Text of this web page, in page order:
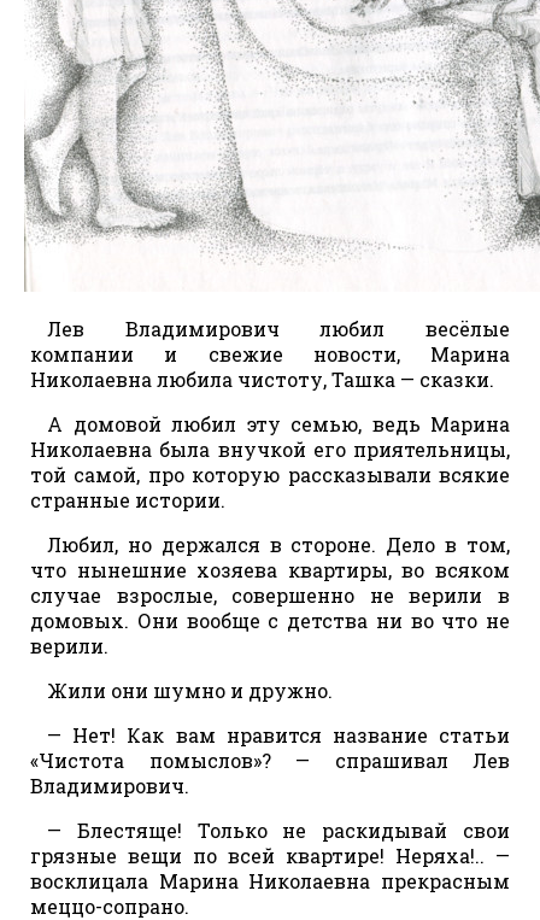
Лев Владимирович любил весёлые
компании и свежие новости, Марина
Николаевна любила чистоту, Ташка — сказки.
А домовой любил эту семью, ведь Марина
Николаевна была внучкой его приятельницы,
той самой, про которую рассказывали всякие
странные истории.
Любил, но держался в стороне. Дело в том,
что нынешние хозяева квартиры, во всяком
случае взрослые, совершенно не верили в
домовых. Они вообще с детства ни во что не
верили.
Жили они шумно и дружно.
— Нет! Как вам нравится название статьи
«Чистота помыслов»? — спрашивал Лев
Владимирович.
— Блестяще! Только не раскидывай свои
грязные вещи по всей квартире! Неряха!.. —
восклицала Марина Николаевна прекрасным
меццо-сопрано.